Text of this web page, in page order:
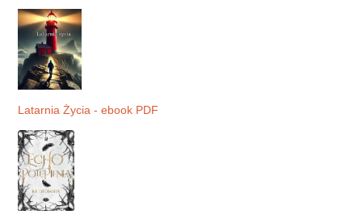
Latarnia Życia - ebook PDF